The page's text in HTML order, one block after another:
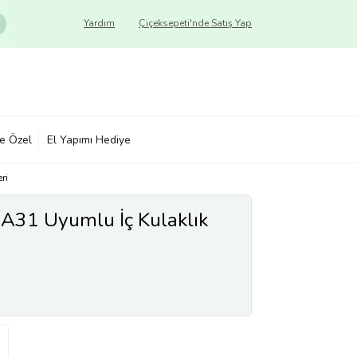
Çiçeksepeti'nde Satış Yap
Yardım
Özel El Yapımı Hediye
Uyumlu İç Kulaklık